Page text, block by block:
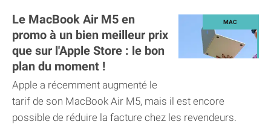
Le MacBook Air M5 en
promo à un bien meilleur prix
que sur l'Apple Store : le bon
plan du moment !
Apple a récemment augmenté le
tarif de son MacBook Air M5, mais il est encore
possible de réduire la facture chez les revendeurs.